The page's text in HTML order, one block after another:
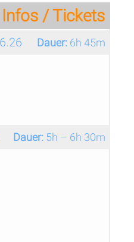
/ Tickets
Dauer: 6h 45m
Dauer: 5h – 6h 30m